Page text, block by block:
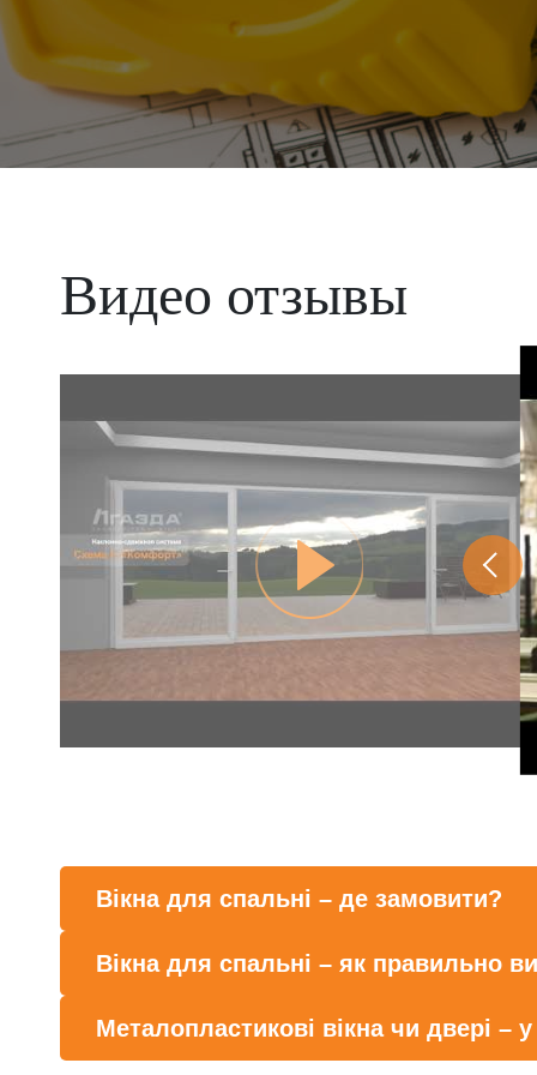
Видео отзывы
Вікна для спальні – де замовити?
Вікна для спальні – як правильно
Металопластикові вікна чи двері –